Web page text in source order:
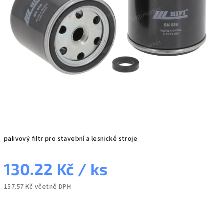
palivový filtr pro stavební a lesnické stroje
130.22 Kč / ks
157.57 Kč včetně DPH